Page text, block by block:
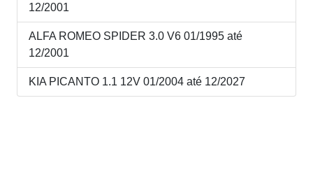
12/2001
ALFA ROMEO SPIDER 3.0 V6 01/1995 até
12/2001
KIA PICANTO 1.1 12V 01/2004 até 12/2027